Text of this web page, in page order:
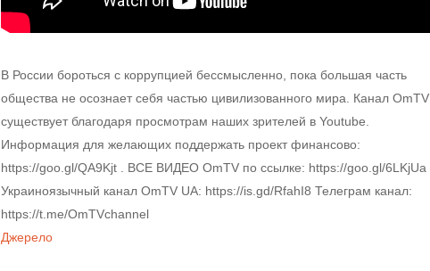
В России бороться с коррупцией бессмысленно, пока большая часть
общества не осознает себя частью цивилизованного мира. Канал OmTV
существует благодаря просмотрам наших зрителей в Youtube.
Информация для желающих поддержать проект финансово:
https://goo.gl/QA9Kjt . ВСЕ ВИДЕО OmTV по ссылке: https://goo.gl/6LKjUa
Украиноязычный канал OmTV UA: https://is.gd/RfahI8 Телеграм канал:
https://t.me/OmTVchannel
Джерело